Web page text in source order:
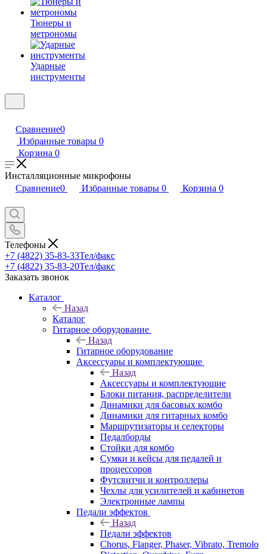
Тюнеры и
метрономы
Ударные
инструменты
Сравнение0
Избранные товары 0
Корзина 0
Инсталляционные микрофоны
Сравнение0 Избранные товары 0 Корзина 0
Телефоны
+7 (4822) 35-83-33Тел/факс
+7 (4822) 35-83-20Тел/факс
Заказать звонок
Каталог
Назад
Каталог
Гитарное оборудование
Назад
Гитарное оборудование
Аксессуары и комплектующие
Назад
Аксессуары и комплектующие
Блоки питания, распределители
Динамики для басовых комбо
Динамики для гитарных комбо
Маршрутизаторы и селекторы
Педалборды
Стойки для комбо
Сумки и кейсы для педалей и
процессоров
Футсвитчи и контроллеры
Чехлы для усилителей и кабинетов
Электронные лампы
Педали эффектов
Назад
Педали эффектов
Chorus, Flanger, Phaser, Vibrato, Tremolo